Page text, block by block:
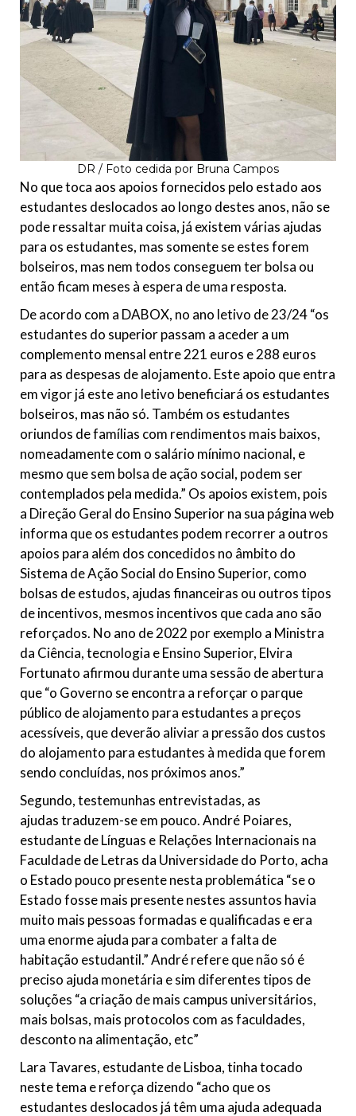
DR / Foto cedida por Bruna Campos
No que toca aos apoios fornecidos pelo estado aos
estudantes deslocados ao longo destes anos, não se
pode ressaltar muita coisa, já existem várias ajudas
para os estudantes, mas somente se estes forem
bolseiros, mas nem todos conseguem ter bolsa ou
então ficam meses à espera de uma resposta.
De acordo com a DABOX, no ano letivo de 23/24 “os
estudantes do superior passam a aceder a um
complemento mensal entre 221 euros e 288 euros
para as despesas de alojamento. Este apoio que entra
em vigor já este ano letivo beneficiará os estudantes
bolseiros, mas não só. Também os estudantes
oriundos de famílias com rendimentos mais baixos,
nomeadamente com o salário mínimo nacional, e
mesmo que sem bolsa de ação social, podem ser
contemplados pela medida.” Os apoios existem, pois
a Direção Geral do Ensino Superior na sua página web
informa que os estudantes podem recorrer a outros
apoios para além dos concedidos no âmbito do
Sistema de Ação Social do Ensino Superior, como
bolsas de estudos, ajudas financeiras ou outros tipos
de incentivos, mesmos incentivos que cada ano são
reforçados. No ano de 2022 por exemplo a Ministra
da Ciência, tecnologia e Ensino Superior, Elvira
Fortunato afirmou durante uma sessão de abertura
que “o Governo se encontra a reforçar o parque
público de alojamento para estudantes a preços
acessíveis, que deverão aliviar a pressão dos custos
do alojamento para estudantes à medida que forem
sendo concluídas, nos próximos anos.”
Segundo, testemunhas entrevistadas, as
ajudas traduzem-se em pouco. André Poiares,
estudante de Línguas e Relações Internacionais na
Faculdade de Letras da Universidade do Porto, acha
o Estado pouco presente nesta problemática “se o
Estado fosse mais presente nestes assuntos havia
muito mais pessoas formadas e qualificadas e era
uma enorme ajuda para combater a falta de
habitação estudantil.” André refere que não só é
preciso ajuda monetária e sim diferentes tipos de
soluções “a criação de mais campus universitários,
mais bolsas, mais protocolos com as faculdades,
desconto na alimentação, etc”
Lara Tavares, estudante de Lisboa, tinha tocado
neste tema e reforça dizendo “acho que os
estudantes deslocados já têm uma ajuda adequada